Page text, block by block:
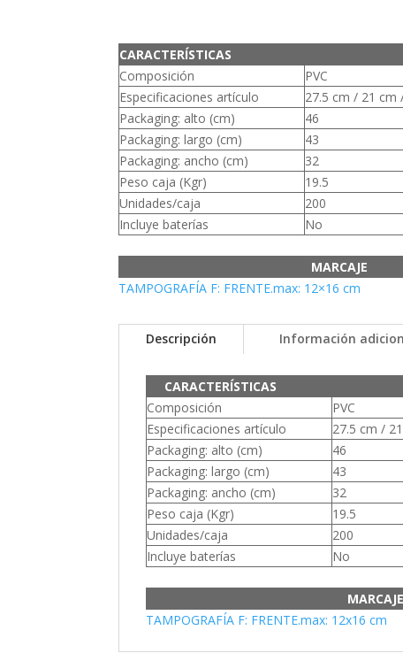
CARACTERÍSTICAS
Composición
PVC
Especificaciones artículo
27.5 cm / 21
Packaging: alto (cm)
46
Packaging: largo (cm)
43
Packaging: ancho (cm)
32
Peso caja (Kgr)
19.5
Unidades/caja
200
Incluye baterías
No
MARCAJE
TAMPOGRAFÍA F: FRENTE.max: 12×16 cm
Descripción Información
CARACTERÍSTICAS
Composición
PVC
Especificaciones artículo
27.5 cm /
Packaging: alto (cm)
46
Packaging: largo (cm)
43
Packaging: ancho (cm)
32
Peso caja (Kgr)
19.5
Unidades/caja
200
Incluye baterías
No
MARCAJE
TAMPOGRAFÍA F: FRENTE.max: 12x16 cm